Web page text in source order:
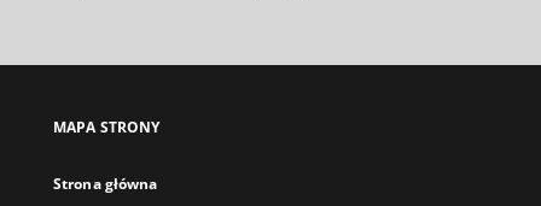
MAPA STRONY
Strona główna